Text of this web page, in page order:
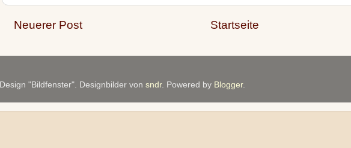
Neuerer Post Startseite
Design "Bildfenster". Designbilder von sndr. Powered by Blogger.